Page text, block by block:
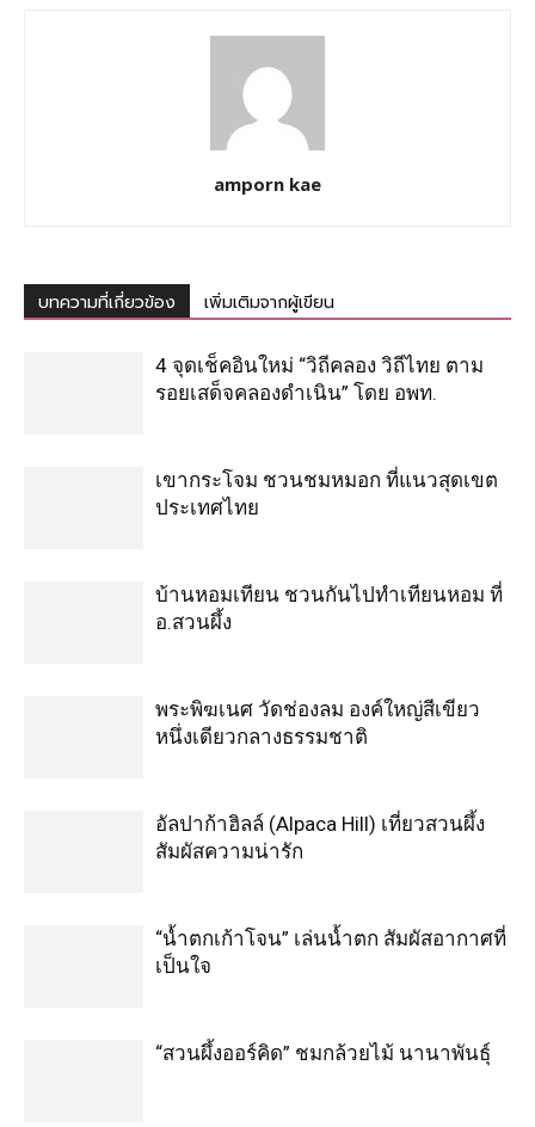
amporn kae
บทความที่เกี่ยวข้อง เพิ่มเติมจากผู้เขียน
4 จุดเช็คอินใหม่ “วิถีคลอง วิถีไทย ตาม
รอยเสด็จคลองดำเนิน” โดย อพท.
เขากระโจม ชวนชมหมอก ที่แนวสุดเขต
ประเทศไทย
บ้านหอมเทียน ชวนกันไปทำเทียนหอม ที่
อ.สวนผึ้ง
พระพิฆเนศ วัดช่องลม องค์ใหญ่สีเขียว
หนึ่งเดียวกลางธรรมชาติ
อัลปาก้าฮิลล์ (Alpaca Hill) เที่ยวสวนผึ้ง
สัมผัสความน่ารัก
“น้ำตกเก้าโจน” เล่นน้ำตก สัมผัสอากาศที่
เป็นใจ
“สวนผึ้งออร์คิด” ชมกล้วยไม้ นานาพันธุ์